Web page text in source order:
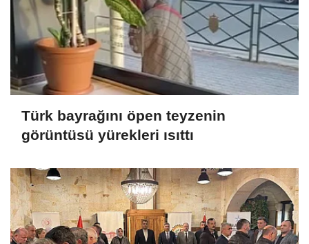
Türk bayrağını öpen teyzenin
görüntüsü yürekleri ısıttı